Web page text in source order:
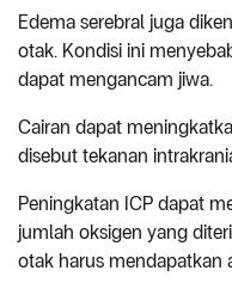
Edema serebral juga
otak. Kondisi ini
dapat mengancam jiwa.
Cairan dapat
disebut tekanan
Peningkatan ICP dapat
jumlah oksigen yang
otak harus mendapatkan